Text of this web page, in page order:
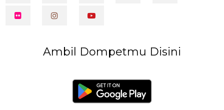
Ambil Dompetmu Disini